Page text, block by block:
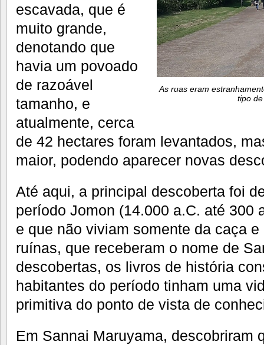
As ruas eram
tipo
escavada, que é
muito grande,
denotando que
havia um povoado
de razoável
tamanho, e
atualmente, cerca
de 42 hectares foram levantados,
maior, podendo aparecer novas
Até aqui, a principal descoberta foi
período Jomon (14.000 a.C. até 300
e que não viviam somente da caça
ruínas, que receberam o nome de
descobertas, os livros de história
habitantes do período tinham uma
primitiva do ponto de vista de
Em Sannai Maruyama, descobriram